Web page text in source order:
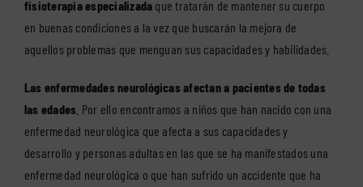
fisioterapia especializada que tratarán de mantener su cuerpo
en buenas condiciones a la vez que buscarán la mejora de
aquellos problemas que menguan sus capacidades y habilidades.
Las enfermedades neurológicas afectan a pacientes de todas
las edades . Por ello encontramos a niños que han nacido con una
enfermedad neurológica que afecta a sus capacidades y
desarrollo y personas adultas en las que se ha manifestados una
enfermedad neurológica o que han sufrido un accidente que ha